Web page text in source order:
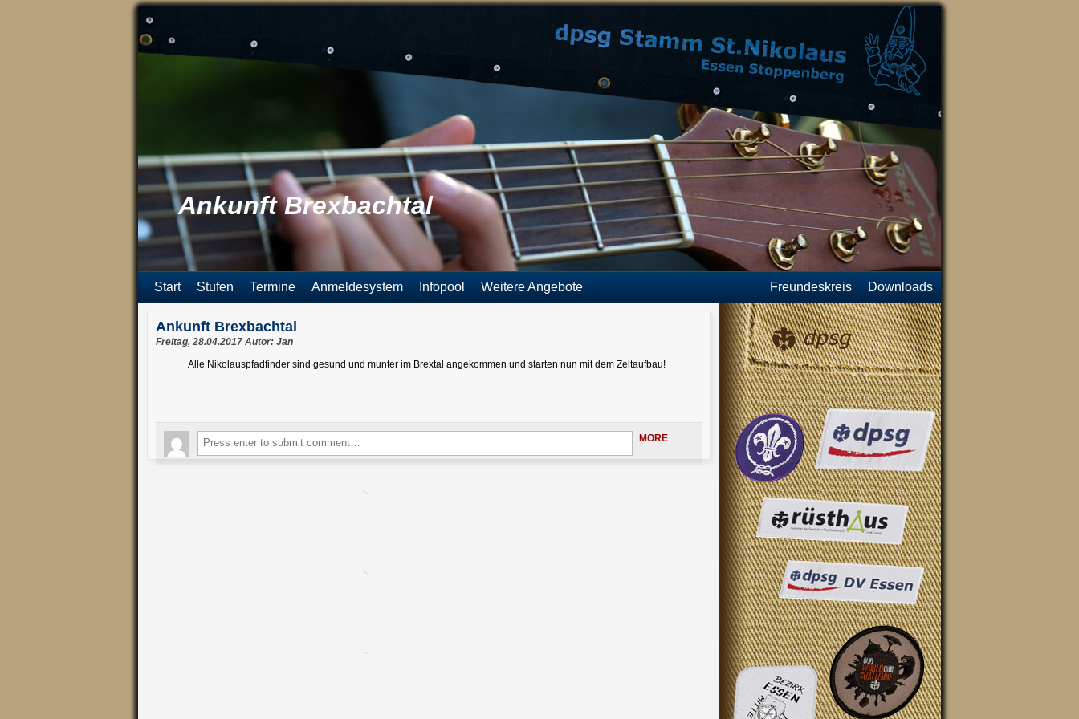
Ankunft Brexbachtal
Start Stufen Termine Anmeldesystem Infopool Weitere Angebote Downloads
Freundeskreis
Ankunft Brexbachtal
Freitag, 28.04.2017 Autor: Jan
Alle Nikolauspfadfinder sind gesund und munter im Brextal angekommen und starten nun mit dem Zeltaufbau!
MORE